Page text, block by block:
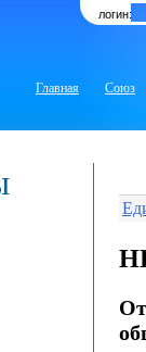
логин:
Главная Союз